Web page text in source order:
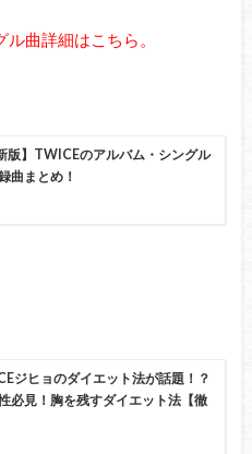
曲詳細はこちら。
版】TWICEのアルバム・シングル
曲まとめ！
ジヒョのダイエット法が話題！？
必見！胸を残すダイエット法【徹